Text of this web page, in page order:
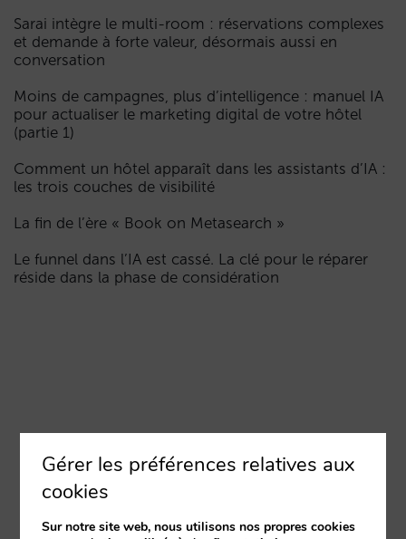
Sarai intègre le multi-room : réservations complexes
et demande à forte valeur, désormais aussi en
conversation
Moins de campagnes, plus d’intelligence : manuel IA
pour actualiser le marketing digital de votre hôtel
(partie 1)
Comment un hôtel apparaît dans les assistants d’IA :
les trois couches de visibilité
La fin de l’ère « Book on Metasearch »
Le funnel dans l’IA est cassé. La clé pour le réparer
réside dans la phase de considération
Gérer les préférences relatives aux
cookies
Sur notre site web, nous utilisons nos propres cookies